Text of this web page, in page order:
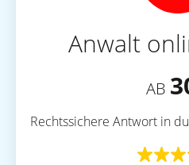
Anwalt
AB
Rechtssichere Antwort in